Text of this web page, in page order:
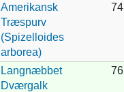
Amerikansk
Træspurv
(Spizelloides
arborea)
74
Langnæbbet
Dværgalk
76